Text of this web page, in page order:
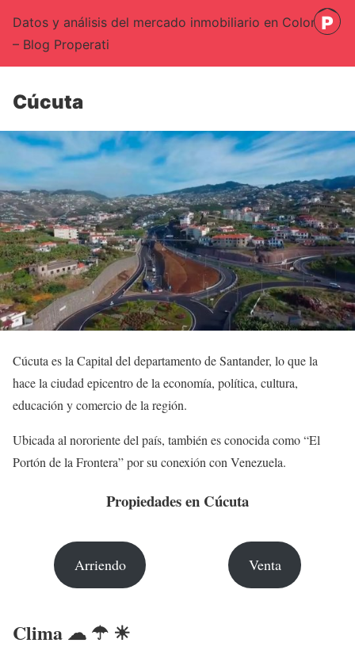
Datos y análisis del mercado inmobiliario en Colombia
– Blog Properati
Cúcuta
Cúcuta es la Capital del departamento de Santander, lo que la
hace la ciudad epicentro de la economía, política, cultura,
educación y comercio de la región.
Ubicada al nororiente del país, también es conocida como “El
Portón de la Frontera” por su conexión con Venezuela.
Propiedades en Cúcuta
Arriendo Venta
Clima ☁ ☂ ☀